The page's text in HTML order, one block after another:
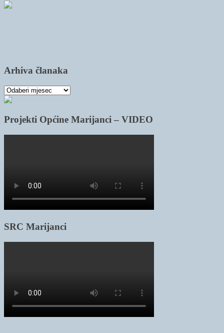
Arhiva članaka
Arhiva
članaka
Projekti Općine Marijanci – VIDEO
SRC Marijanci